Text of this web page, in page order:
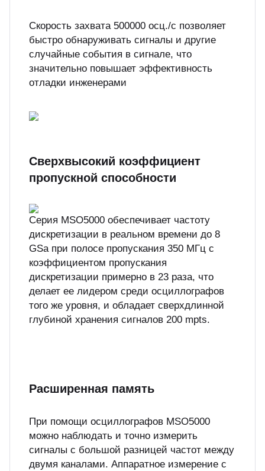
Скорость захвата 500000 осц./с позволяет
быстро обнаруживать сигналы и другие
случайные события в сигнале, что
значительно повышает эффективность
отладки инженерами
Сверхвысокий коэффициент
пропускной способности
Серия MSO5000 обеспечивает частоту
дискретизации в реальном времени до 8
GSa при полосе пропускания 350 МГц с
коэффициентом пропускания
дискретизации примерно в 23 раза, что
делает ее лидером среди осциллографов
того же уровня, и обладает сверхдлинной
глубиной хранения сигналов 200 mpts.
Расширенная память
При помощи осциллографов MSO5000
можно наблюдать и точно измерить
сигналы с большой разницей частот между
двумя каналами. Аппаратное измерение с